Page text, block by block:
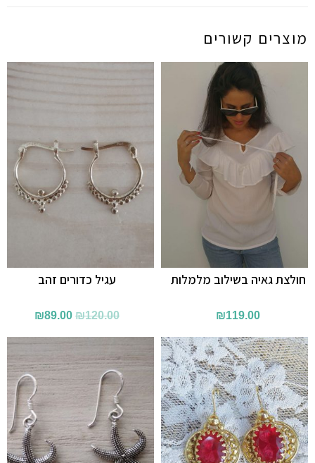
מוצרים קשורים
עגיל כדורים זהב
₪120.00
המחיר
המקורי
₪120.00.
₪89.00
הנוכחי
הוא:
חולצת גאיה בשילוב מלמלות
₪119.00